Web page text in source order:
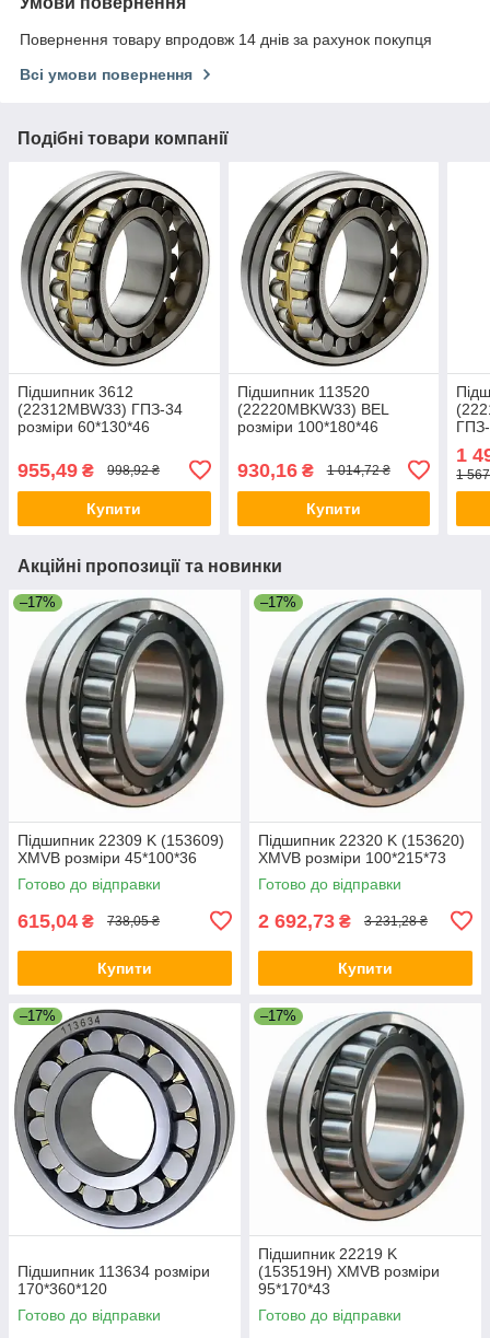
Повернення товару впродовж 14 днів за рахунок покупця
Всі умови повернення
Подібні товари компанії
Підшипник 3612
(22312MBW33) ГПЗ-34
розміри 60*130*46
955,49 ₴ 998,92 ₴
Купити
Підшипник 113520
(22220MBKW33) BEL
розміри 100*180*46
930,16₴ 1 014,72 ₴
Купити
1
1
Акційні пропозиції та новинки
–17%
Підшипник 22309 K (153609)
XMVB розміри 45*100*36
Готово до відправки
615,04 ₴ 738,05 ₴
Купити
–17%
Підшипник 22320 K (153620)
XMVB розміри 100*215*73
Готово до відправки
2 692,73 ₴ 3 231,28 ₴
Купити
–17%
Підшипник 113634 розміри
170*360*120
Готово до відправки
–17%
Підшипник 22219 K
(153519H) XMVB розміри
95*170*43
Готово до відправки